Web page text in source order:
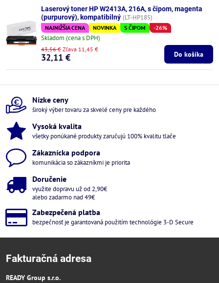
Laserový toner HP W2413A, 216A, s čipom, magenta
(purpurový), kompatibilný (LT-HP185)
NAJNIŽŠIA CENA NOVINKA S ČIPOM -26%
Skladom (cena s DPH)
32,11 €
43,56 € Zľava 11,45 €
Do košíka
Nízke ceny
široký výber tovaru za skvelé ceny pre každého
Vysoká kvalita
všetky ponúkané produkty zaručujú 100% kvalitu tlače
Zákaznícka podpora
komunikácia so zákazníkmi je priorita
Doručenie
využite dopravu už od 2,90€
alebo zadarmo nad 49€
Zabezpečená platba
bezpečnosť je garantovaná použitím technológie 3-D Secure
Fakturačná adresa
READY Group s.r.o.